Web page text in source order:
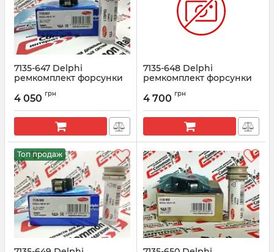
7135-647 Delphi
ремкомплект форсунки
(28232248)
Артикул: 7135-647
4 050 грн
7135-648 Delphi
ремкомплект форсунки
(28239294+L109PBD)
Артикул: 7135-648
4 700 грн
Топ продаж